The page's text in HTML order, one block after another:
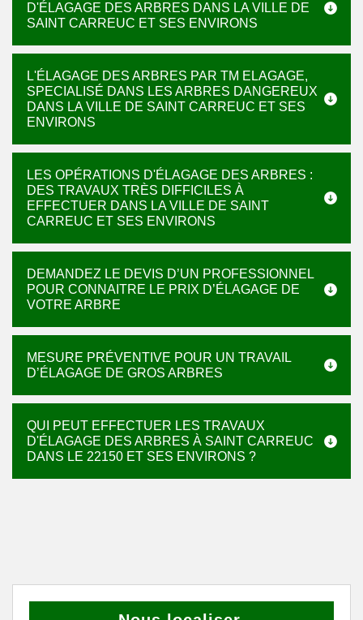
D'ÉLAGAGE DES ARBRES DANS LA VILLE DE
SAINT CARREUC ET SES ENVIRONS
L'ÉLAGAGE DES ARBRES PAR TM ELAGAGE,
SPECIALISÉ DANS LES ARBRES DANGEREUX
DANS LA VILLE DE SAINT CARREUC ET SES
ENVIRONS
LES OPÉRATIONS D'ÉLAGAGE DES ARBRES :
DES TRAVAUX TRÈS DIFFICILES À
EFFECTUER DANS LA VILLE DE SAINT
CARREUC ET SES ENVIRONS
DEMANDEZ LE DEVIS D’UN PROFESSIONNEL
POUR CONNAITRE LE PRIX D’ÉLAGAGE DE
VOTRE ARBRE
MESURE PRÉVENTIVE POUR UN TRAVAIL
D’ÉLAGAGE DE GROS ARBRES
QUI PEUT EFFECTUER LES TRAVAUX
D'ÉLAGAGE DES ARBRES À SAINT CARREUC
DANS LE 22150 ET SES ENVIRONS ?